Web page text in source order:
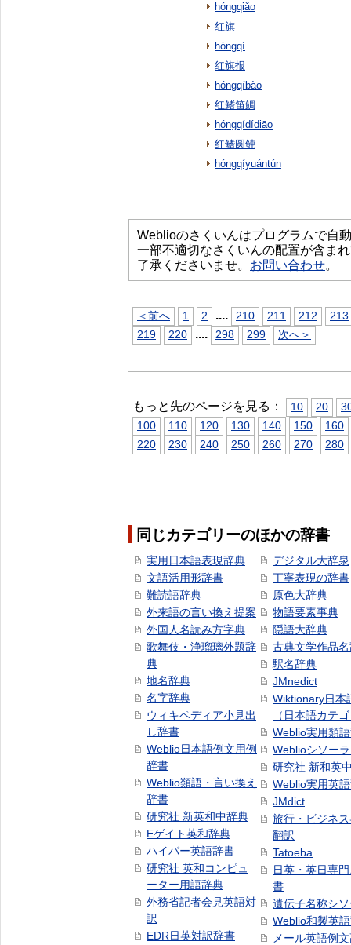
hóngqiǎo
红旗
hóngqí
红旗报
hóngqíbào
红鳍笛鲷
hóngqídídiāo
红鳍圆鲀
hóngqíyuántún
Weblioのさくいんはプログラムで自
一部不適切なさくいんの配置が含ま
了承くださいませ。 お問い合わせ。
＜前へ 1 2 .... 210 211 212
213
219
220 .... 298 299 次へ＞
もっと先のページを見る： 10 20
100
110 120 130 140 150
160
220
230 240 250 260 270 280
同じカテゴリーのほかの辞書
実用日本語表現辞典
文語活用形辞書
難読語辞典
外来語の言い換え提案
外国人名読み方字典
歌舞伎・浄瑠璃外題辞
典
地名辞典
名字辞典
ウィキペディア小見出
し辞書
Weblio日本語例文用例
辞書
Weblio類語・言い換え
辞書
研究社 新英和中辞典
Eゲイト英和辞典
ハイパー英語辞書
研究社 英和コンピュ
ーター用語辞典
外務省記者会見英語対
訳
EDR日英対訳辞書
デジタル大辞泉
丁寧表現の辞書
原色大辞典
物語要素事典
隠語大辞典
古典文学作品
駅名辞典
JMnedict
Wiktionary日本
（日本語カテ
Weblio実用類
Weblioシソー
研究社 新和英
Weblio実用英
JMdict
旅行・ビジネ
翻訳
Tatoeba
日英・英日専
書
遺伝子名称シ
Weblio和製英
メール英語例